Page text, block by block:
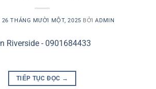
26 THÁNG MƯỜI MỘT, 2025 BỞIADMIN
TIẾP TỤC ĐỌC →